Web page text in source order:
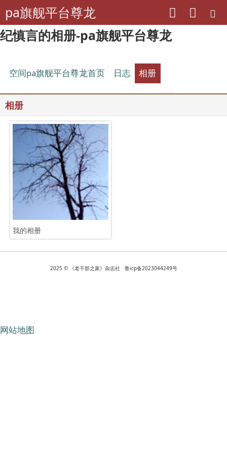
纪慎言的相册-pa旗舰平台尊龙
pa旗舰平台尊龙
空间pa旗舰平台尊龙首页 日志 相册
相册
我的相册
2025 © 《老干部之家》杂志社 鲁icp备2023044249号
网站地图